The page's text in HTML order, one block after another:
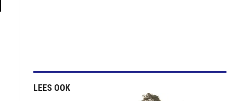
LEES OOK